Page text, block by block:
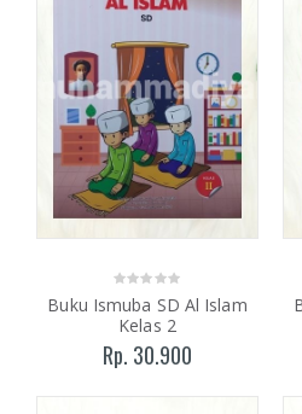
Buku Ismuba SD Al Islam
Kelas 2
Rp. 30.900